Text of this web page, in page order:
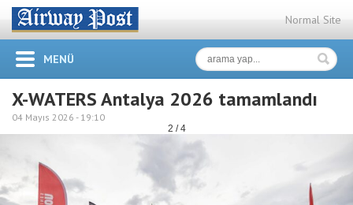
Normal Site
MENÜ
X-WATERS Antalya 2026 tamamlandı
04 Mayıs 2026 - 19:10
2 / 4